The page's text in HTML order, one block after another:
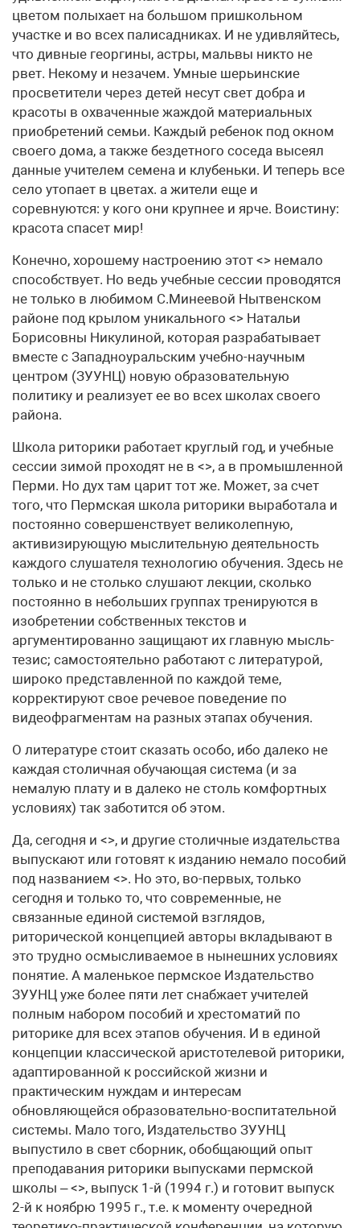
цветом полыхает на большом пришкольном
участке и во всех палисадниках. И не удивляйтесь,
что дивные георгины, астры, мальвы никто не
рвет. Некому и незачем. Умные шерьинские
просветители через детей несут свет добра и
красоты в охваченные жаждой материальных
приобретений семьи. Каждый ребенок под окном
своего дома, а также бездетного соседа высеял
данные учителем семена и клубеньки. И теперь все
село утопает в цветах. а жители еще и
соревнуются: у кого они крупнее и ярче. Воистину:
красота спасет мир!
Конечно, хорошему настроению этот <> немало
способствует. Но ведь учебные сессии проводятся
не только в любимом С.Минеевой Нытвенском
районе под крылом уникального <> Натальи
Борисовны Никулиной, которая разрабатывает
вместе с Западноуральским учебно-научным
центром (ЗУУНЦ) новую образовательную
политику и реализует ее во всех школах своего
района.
Школа риторики работает круглый год, и учебные
сессии зимой проходят не в <>, а в промышленной
Перми. Но дух там царит тот же. Может, за счет
того, что Пермская школа риторики выработала и
постоянно совершенствует великолепную,
активизирующую мыслительную деятельность
каждого слушателя технологию обучения. Здесь не
только и не столько слушают лекции, сколько
постоянно в небольших группах тренируются в
изобретении собственных текстов и
аргументированно защищают их главную мысль-
тезис; самостоятельно работают с литературой,
широко представленной по каждой теме,
корректируют свое речевое поведение по
видеофрагментам на разных этапах обучения.
О литературе стоит сказать особо, ибо далеко не
каждая столичная обучающая система (и за
немалую плату и в далеко не столь комфортных
условиях) так заботится об этом.
Да, сегодня и <>, и другие столичные издательства
выпускают или готовят к изданию немало пособий
под названием <>. Но это, во-первых, только
сегодня и только то, что современные, не
связанные единой системой взглядов,
риторической концепцией авторы вкладывают в
это трудно осмысливаемое в нынешних условиях
понятие. А маленькое пермское Издательство
ЗУУНЦ уже более пяти лет снабжает учителей
полным набором пособий и хрестоматий по
риторике для всех этапов обучения. И в единой
концепции классической аристотелевой риторики,
адаптированной к российской жизни и
практическим нуждам и интересам
обновляющейся образовательно-воспитательной
системы. Мало того, Издательство ЗУУНЦ
выпустило в свет сборник, обобщающий опыт
преподавания риторики выпусками пермской
школы – <>, выпуск 1-й (1994 г.) и готовит выпуск
2-й к ноябрю 1995 г., т.е. к моменту очередной